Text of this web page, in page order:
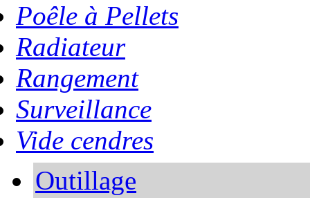
Poêle à Pellets
Radiateur
Rangement
Surveillance
Vide cendres
Outillage